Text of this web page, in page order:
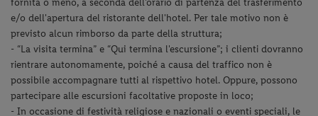
fornita o meno, a seconda dell'orario di partenza deltrasferimento
e/o dell'apertura del ristorante dell'hotel. Per tale motivo non è
previsto alcun rimborso da parte della struttura;
- “La visita termina” e “Qui termina l'escursione”; i clienti dovranno
rientrare autonomamente, poiché a causa deltraffico non è
possibile accompagnare tutti al rispettivo hotel. Oppure, possono
partecipare alle escursioni facoltativeproposte in loco;
- In occasione di festività religiose e nazionali o eventi speciali, le